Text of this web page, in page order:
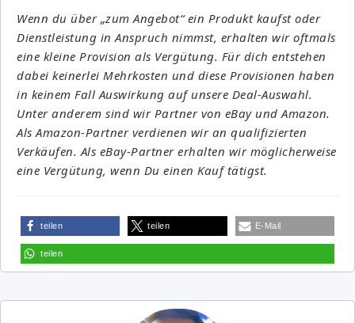
Wenn du über „zum Angebot“ ein Produkt kaufst oder
Dienstleistung in Anspruch nimmst, erhalten wir oftmals
eine kleine Provision als Vergütung. Für dich entstehen
dabei keinerlei Mehrkosten und diese Provisionen haben
in keinem Fall Auswirkung auf unsere Deal-Auswahl.
Unter anderem sind wir Partner von eBay und Amazon.
Als Amazon-Partner verdienen wir an qualifizierten
Verkäufen. Als eBay-Partner erhalten wir möglicherweise
eine Vergütung, wenn Du einen Kauf tätigst.
teilen teilen E-Mail
teilen